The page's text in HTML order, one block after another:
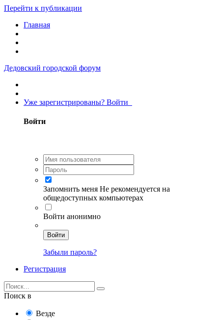
Перейти к публикации
Главная
Дедовский городской форум
Уже зарегистрированы? Войти
Войти
Запомнить меня Не рекомендуется на
общедоступных компьютерах
Войти анонимно
Войти
Забыли пароль?
Регистрация
Поиск в
Везде